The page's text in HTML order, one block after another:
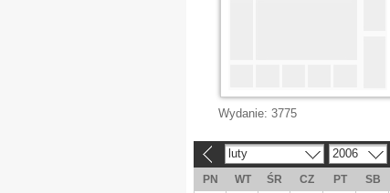
Wydanie: 3775
luty 2006
PN WT ŚR CZ PT SB